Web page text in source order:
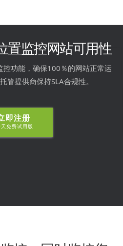
置监控网站可用性
功能，确保100％的网站正常运
管提供商保持SLA合规性。
即注册
免费试用版